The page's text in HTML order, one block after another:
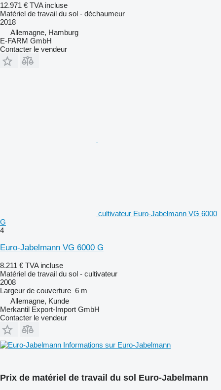
12.971 € TVA incluse
Matériel de travail du sol - déchaumeur
2018
Allemagne, Hamburg
E-FARM GmbH
Contacter le vendeur
cultivateur Euro-Jabelmann VG 6000
G
4
Euro-Jabelmann VG 6000 G
8.211 € TVA incluse
Matériel de travail du sol - cultivateur
2008
Largeur de couverture 6 m
Allemagne, Kunde
Merkantil Export-Import GmbH
Contacter le vendeur
Informations sur Euro-Jabelmann
Prix de matériel de travail du sol Euro-Jabelmann